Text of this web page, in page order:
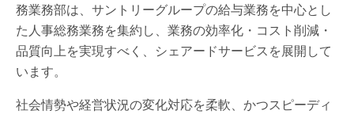
務業務部は、サントリーグループの給与業務を中心とし
た人事総務業務を集約し、業務の効率化・コスト削減・
品質向上を実現すべく、シェアードサービスを展開して
います。
社会情勢や経営状況の変化対応を柔軟、かつスピーディ